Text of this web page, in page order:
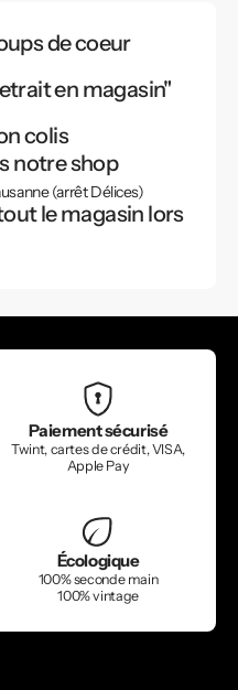
de coeur
en magasin"
colis
notre shop
(arrêt Délices)
le magasin lors
Paiement sécurisé
Twint, cartes de crédit, VISA,
Apple Pay
Écologique
100% seconde main
100% vintage